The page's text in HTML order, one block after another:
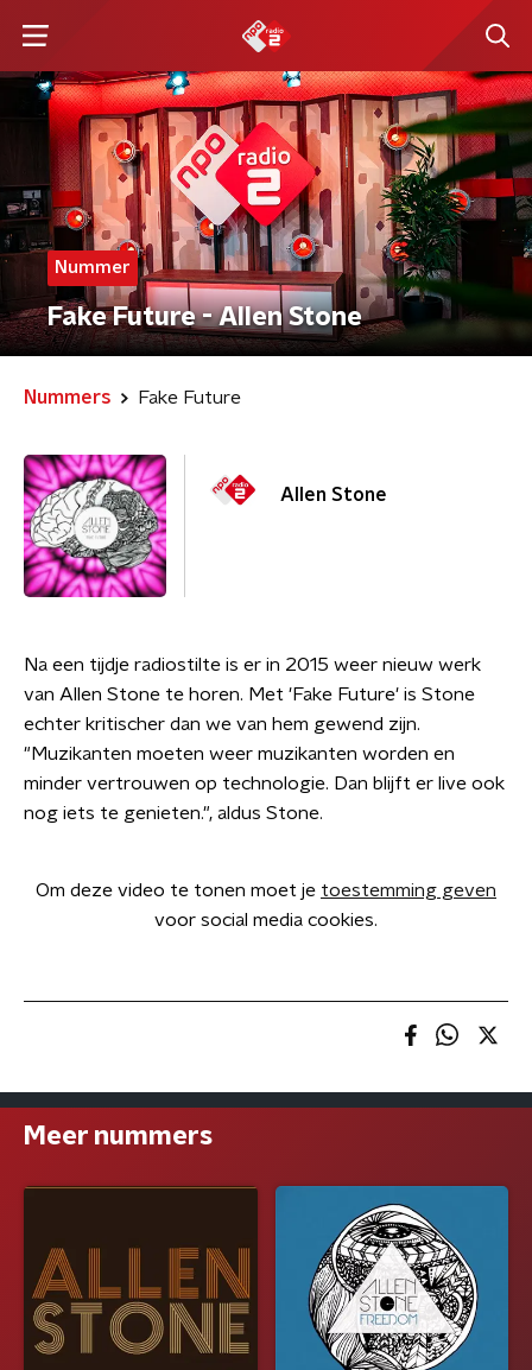
Nummer
Fake Future - Allen Stone
Nummers Fake Future
Allen Stone
Na een tijdje radiostilte is er in 2015 weer nieuw werk
van Allen Stone te horen. Met 'Fake Future' is Stone
echter kritischer dan we van hem gewend zijn.
"Muzikanten moeten weer muzikanten worden en
minder vertrouwen op technologie. Dan blijft er live ook
nog iets te genieten.", aldus Stone.
Om deze video te tonen moet je toestemming geven
voor social media cookies.
Meer nummers